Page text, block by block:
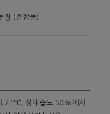
명 (혼합물)
21℃, 상대습도 50%에서